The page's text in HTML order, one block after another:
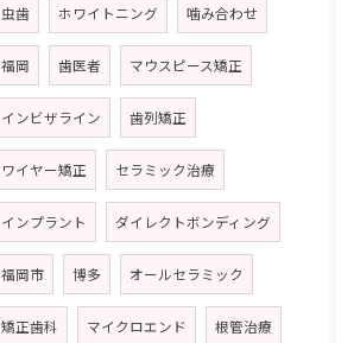
虫歯 ホワイトニング 噛み合わせ
福岡 歯医者 マウスピース矯正
インビザライン 歯列矯正
ワイヤー矯正 セラミック治療
インプラント ダイレクトボンディング
福岡市 博多 オールセラミック
矯正歯科 マイクロエンド 根管治療